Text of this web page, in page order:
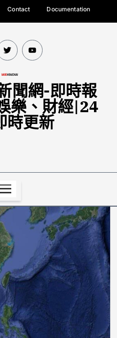
Contact Documentation
聞網-即時報
樂、財經|24
時更新